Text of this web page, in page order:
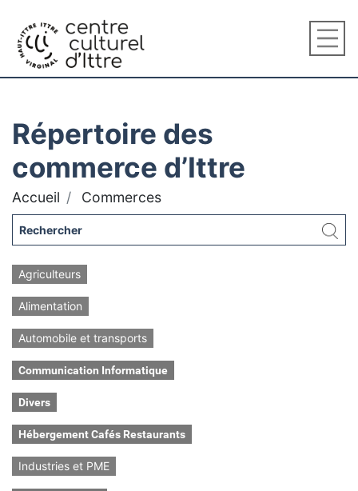
Répertoire des
commerce d’Ittre
Accueil Commerces
Agriculteurs
Alimentation
Automobile et transports
Communication Informatique
Divers
Hébergement Cafés Restaurants
Industries et PME